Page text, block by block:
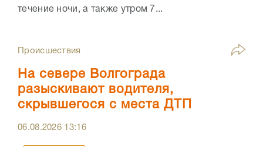
течение ночи, а также утром 7...
Происшествия
На севере Волгограда
разыскивают водителя,
скрывшегося с места ДТП
06.08.2026 13:16